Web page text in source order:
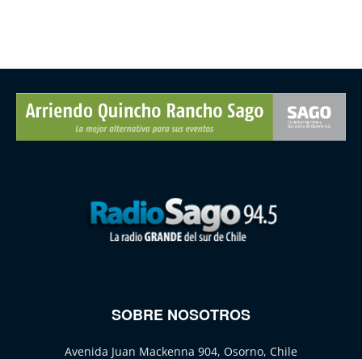
SOBRE NOSOTROS
Avenida Juan Mackenna 904, Osorno, Chile